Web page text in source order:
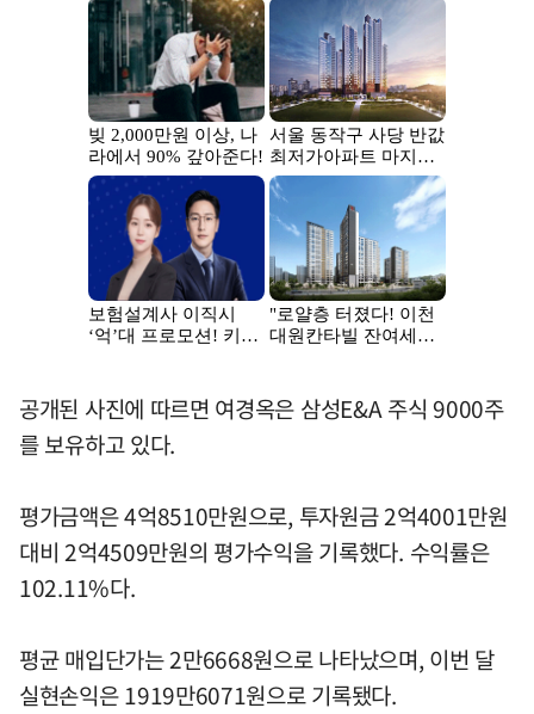
공개된 사진에 따르면 여경옥은 삼성E&A 주식 9000주
를 보유하고 있다.
평가금액은 4억8510만원으로, 투자원금 2억4001만원
대비 2억4509만원의 평가수익을 기록했다. 수익률은
102.11%다.
평균 매입단가는 2만6668원으로 나타났으며, 이번 달
실현손익은 1919만6071원으로 기록됐다.